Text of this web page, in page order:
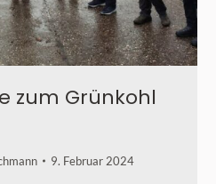
zum Grünkohl
9. Februar 2024